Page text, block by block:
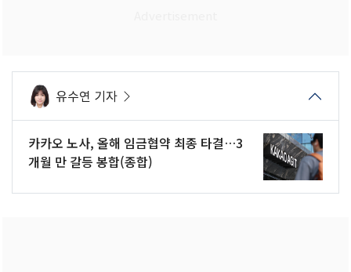
유수연 기자
카카오 노사, 올해 임금협약 최종 타결…3
개월 만 갈등 봉합(종합)